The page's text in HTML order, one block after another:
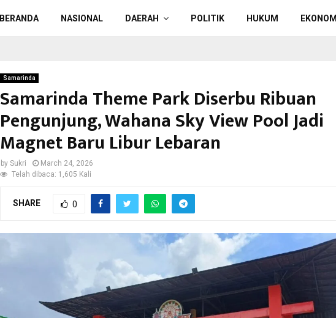
BERANDA NASIONAL DAERAH POLITIK HUKUM EKONOMI
Samarinda
Samarinda Theme Park Diserbu Ribuan
Pengunjung, Wahana Sky View Pool Jadi
Magnet Baru Libur Lebaran
by Sukri
March 24, 2026
Telah dibaca: 1,605 Kali
SHARE 0